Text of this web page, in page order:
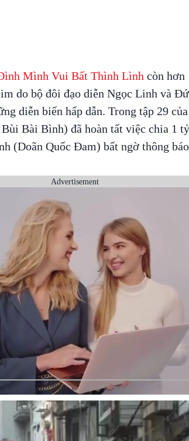
Mình Vui Bất Thình Lình còn hơn
do bộ đôi đạo diễn Ngọc Linh và
diễn biến hấp dẫn. Trong tập 29
Bài Bình) đã hoàn tất việc chia 1
(Doãn Quốc Đam) bất ngờ thông
Advertisement